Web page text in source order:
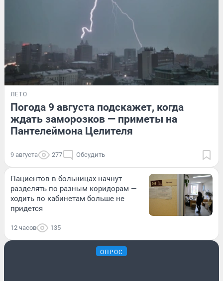
ЛЕТО
Погода 9 августа подскажет, когда
ждать заморозков — приметы на
Пантелеймона Целителя
9 августа 277 Обсудить
Пациентов в больницах начнут
разделять по разным коридорам —
ходить по кабинетам больше не
придется
12 часов 135
ОПРОС